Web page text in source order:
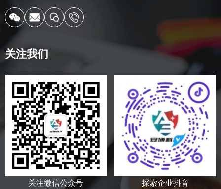
关注我们
关注微信公众号 探索企业抖音